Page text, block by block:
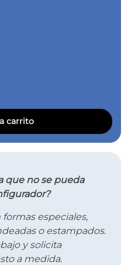
carrito
que no se pueda
especiales,
o estampados.
y solicita
a medida.